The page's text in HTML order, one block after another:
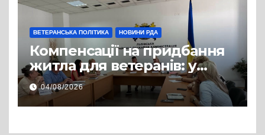
ВЕТЕРАНСЬКА ПОЛІТИКА НОВИНИ РДА
Компенсації на придбання
житла для ветеранів: у
Львівській РДА розглянули
нові заяви
04/08/2026